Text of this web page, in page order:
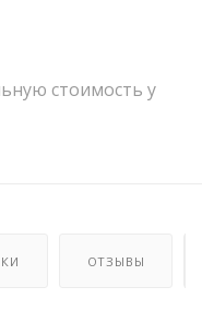
стоимость у
ОТЗЫВЫ